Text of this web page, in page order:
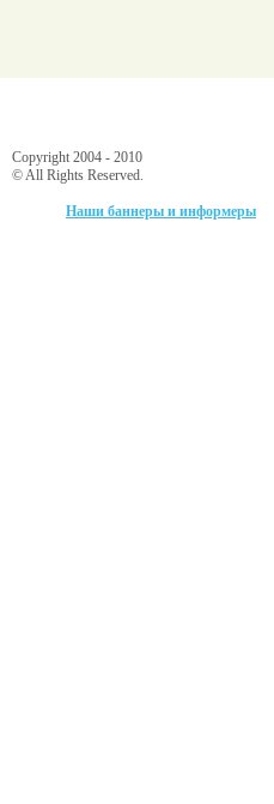
Copyright 2004 - 2010
© All Rights Reserved.
Наши баннеры и информеры